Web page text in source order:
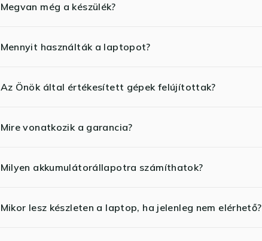
Megvan még a készülék?
Mennyit használták a laptopot?
Az Önök által értékesített gépek felújítottak?
Mire vonatkozik a garancia?
Milyen akkumulátorállapotra számíthatok?
Mikor lesz készleten a laptop, ha jelenleg nem elérhető?